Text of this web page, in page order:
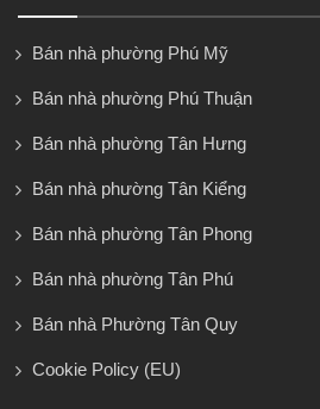
Bán nhà phường Phú Mỹ
Bán nhà phường Phú Thuận
Bán nhà phường Tân Hưng
Bán nhà phường Tân Kiểng
Bán nhà phường Tân Phong
Bán nhà phường Tân Phú
Bán nhà Phường Tân Quy
Cookie Policy (EU)